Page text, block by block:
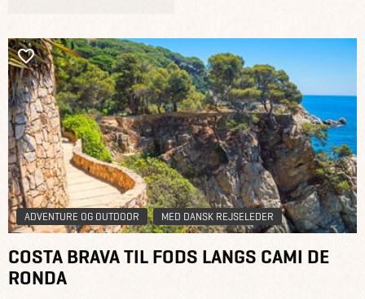
ADVENTURE OG OUTDOOR MED DANSK REJSELEDER
COSTA BRAVA TIL FODS LANGS CAMI DE
RONDA